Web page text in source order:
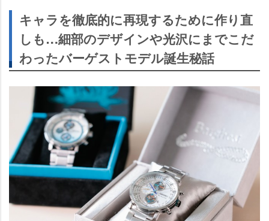
キャラを徹底的に再現するために作り直
しも…細部のデザインや光沢にまでこだ
わったバーゲストモデル誕生秘話